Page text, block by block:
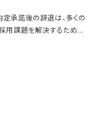
承諾後の辞退は、多くの
用課題を解決するため